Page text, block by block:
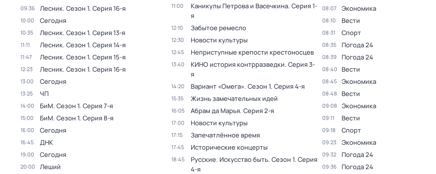
09:36 Лесник. Сезон 1. Серия 16-я
10:00 Сегодня
10:35 Лесник. Сезон 1. Серия 13-я
11:11 Лесник. Сезон 1. Серия 14-я
11:47 Лесник. Сезон 1. Серия 15-я
12:23 Лесник. Сезон 1. Серия 16-я
13:00 Сегодня
13:25 ЧП
14:00 БиМ. Сезон 1. Серия 7-я
15:00 БиМ. Сезон 1. Серия 8-я
16:00 Сегодня
16:45 ДНК
19:00 Сегодня
20:00 Леший
11:00 Каникулы Петрова и Васечкина. Серия 1-
я
12:10 Забытое ремесло
12:30 Новости культуры
12:45 Неприступные крепости крестоносцев
13:40 КИНО история контрразведки. Серия 3-
я
14:20 Вариант «Омега». Сезон 1. Серия 4-я
15:35 Жизнь замечательных идей
16:05 Абрам да Марья. Серия 2-я
17:00 Новости культуры
17:15 Запечатлённое время
17:45 Исторические концерты
18:45 Русские. Искусство быть. Сезон 1. Серия
4-я
08:07 Экономика
08:10 Вести
08:31 Спорт
08:35 Погода 24
08:39 Погода 24
08:40 Вести
08:45 Экономика
08:48 Вести
09:08 Экономика
09:11 Вести
09:18 Спорт
09:23 Экономика
09:32 Погода 24
09:36 Погода 24